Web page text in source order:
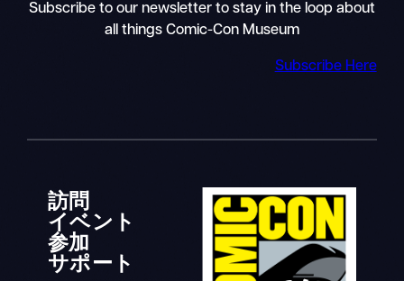
Subscribe to our newsletter to stay in the loop about
all things Comic-Con Museum
Subscribe Here
訪問
イベント
参加
サポート